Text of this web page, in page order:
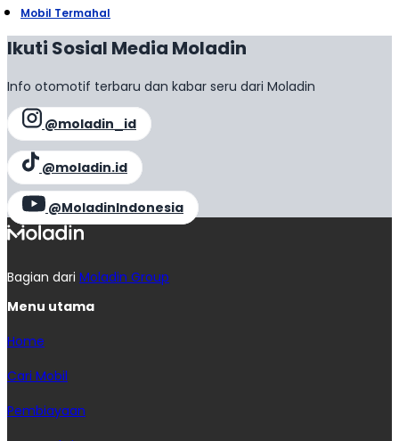
Mobil Termahal
Ikuti Sosial Media Moladin
Info otomotif terbaru dan kabar seru dari Moladin
@moladin_id
@moladin.id
@MoladinIndonesia
Bagian dari Moladin Group
Menu utama
Home
Cari Mobil
Pembiayaan